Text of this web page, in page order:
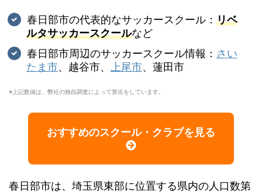
春日部市の代表的なサッカースクール： リベ
ルタサッカースクールなど
春日部市周辺のサッカースクール情報： さい
たま市、越谷市、 上尾市、蓮田市
※上記数値は、弊社の独自調査によって算出をしています。
おすすめのスクール・クラブを見る
春日部市は、埼玉県東部に位置する県内の人口数第